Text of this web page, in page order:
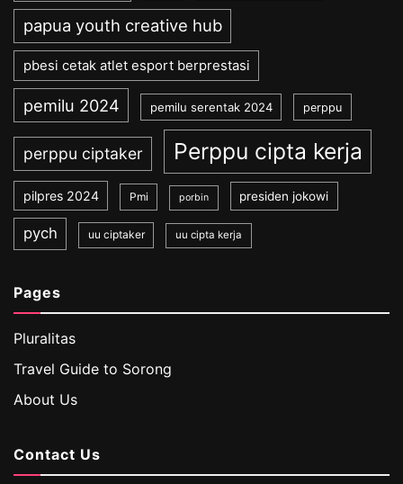
papua youth creative hub
pbesi cetak atlet esport berprestasi
pemilu 2024 pemilu serentak 2024 perppu
perppu ciptaker Perppu cipta kerja
pilpres 2024 Pmi porbin presiden jokowi
pych uu ciptaker uu cipta kerja
Pages
Pluralitas
Travel Guide to Sorong
About Us
Contact Us